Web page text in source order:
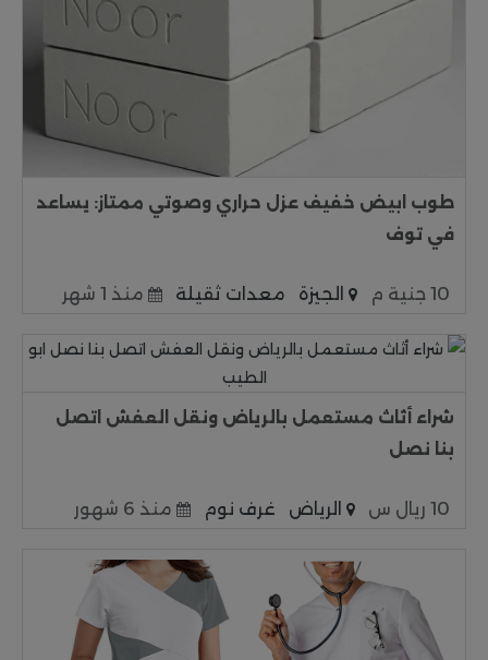
طوب ابيض خفيف عزل حراري وصوتي ممتاز: يساعد
في توف
10 جنية م الجيزة معدات ثقيلة منذ 1 شهر
شراء أثاث مستعمل بالرياض ونقل العفش اتصل
بنا نصل
10 ريال س الرياض غرف نوم منذ 6 شهور